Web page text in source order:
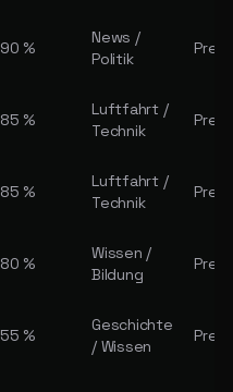
90 %
News /
Politik
85 %
Luftfahrt /
Technik
Pre /
85 %
Luftfahrt /
Technik
80 %
Wissen /
Bildung
Pre /
55 %
Geschichte
/ Wissen